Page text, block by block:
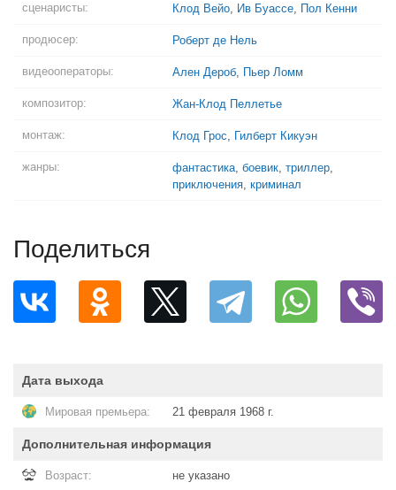
сценаристы: Клод Вейо, Ив Буассе, Пол Кенни
продюсер: Роберт де Нель
видеооператоры: Ален Дероб, Пьер Ломм
композитор: Жан-Клод Пеллетье
монтаж: Клод Грос, Гилберт Кикуэн
жанры: фантастика, боевик, триллер,
приключения, криминал
Поделиться
Дата выхода
Мировая премьера: 21 февраля 1968 г.
Дополнительная информация
Возраст: не указано